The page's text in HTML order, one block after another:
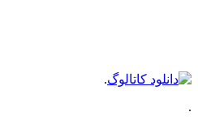
.
.